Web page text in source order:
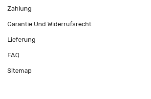
Zahlung
Garantie Und Widerrufsrecht
Lieferung
FAQ
Sitemap